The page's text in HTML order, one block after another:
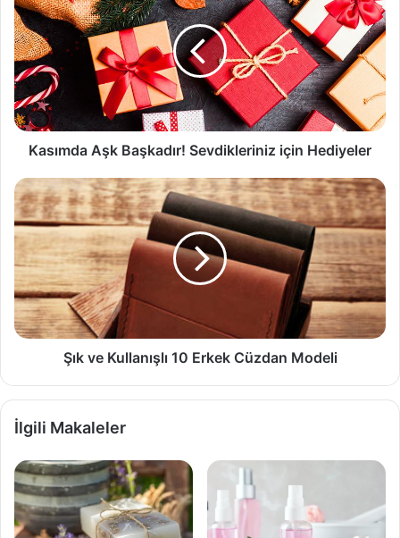
Başkadır!
Sevdikleriniz
için
Hediyeler
Kasımda Aşk Başkadır! Sevdikleriniz için Hediyeler
Şık
ve
Kullanışlı
10
Erkek
Cüzdan
Modeli
Şık ve Kullanışlı 10 Erkek Cüzdan Modeli
İlgili Makaleler